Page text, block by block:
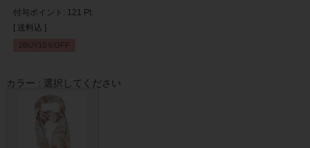
付与ポイント: 121 Pt.
送料込
2BUY10％OFF
カラー 選択してください